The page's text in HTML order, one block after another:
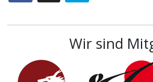
Wir sind